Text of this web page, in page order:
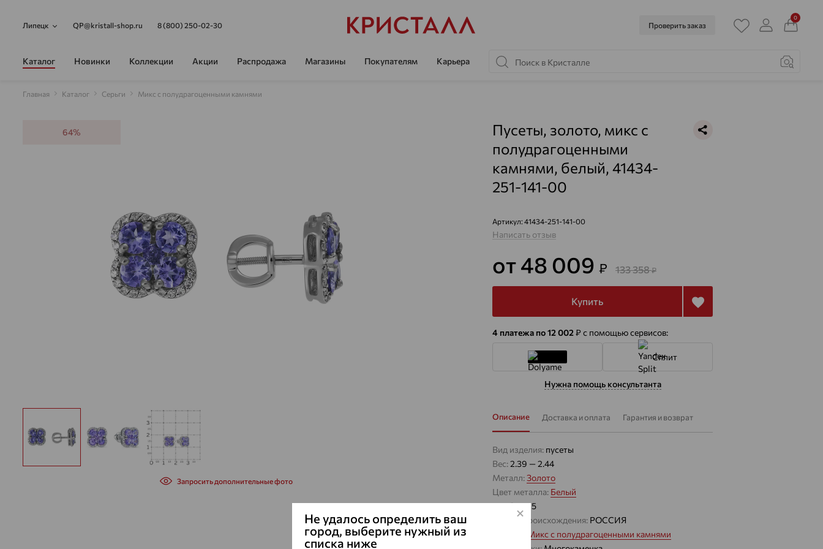
Липецк QP@kristall-shop.ru 8 (800) 250-02-30 Проверить заказ
0
Каталог Новинки Коллекции Акции Распродажа Магазины Покупателям Карьера
Главная Каталог Серьги Микс с полудрагоценными камнями
64%
Запросить дополнительные фото
Пусеты, золото, микс с
полудрагоценными
камнями, белый, 41434-
251-141-00
Артикул: 41434-251-141-00
Написать отзыв
от 48 009 ₽ 133 358₽
Купить
4 платежа по 12 002 ₽с помощью сервисов:
Сплит
Нужна помощь консультанта
Описание Доставка и оплата Гарантия и возврат
Вид изделия: пусеты
Вес:2.39 — 2.44
Металл:Золото
Цвет металла: Белый
Проба:585
Страна происхождения: РОССИЯ
Микс с полудрагоценными камнями
Не удалось определить ваш
город, выберите нужный из
списка ниже